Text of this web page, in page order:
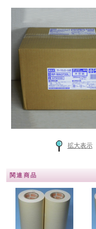
拡大表示
関連商品